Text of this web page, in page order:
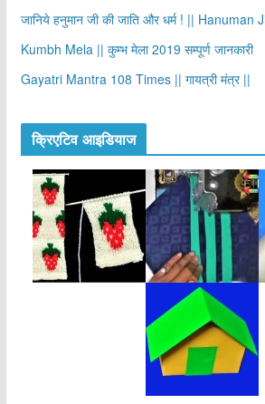
जानिये हनुमान जी की जाति और धर्म ! || Hanuman
Kumbh Mela || कुम्भ मेला 2019 सम्पूर्ण जानकारी
Gayatri Mantra 108 Times || गायत्री मंत्र ||
क्रिएटिव आइडियाज